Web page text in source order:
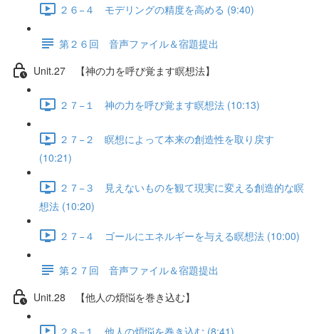
２６−４ モデリングの精度を高める (9:40)
第２６回 音声ファイル＆宿題提出
Unit.27 【神の力を呼び覚ます瞑想法】
２７−１ 神の力を呼び覚ます瞑想法 (10:13)
２７−２ 瞑想によって本来の創造性を取り戻す
(10:21)
２７−３ 見えないものを観て現実に変える創造的な瞑
想法 (10:20)
２７−４ ゴールにエネルギーを与える瞑想法 (10:00)
第２７回 音声ファイル＆宿題提出
Unit.28 【他人の煩悩を巻き込む】
２８−１ 他人の煩悩を巻き込む (8:41)